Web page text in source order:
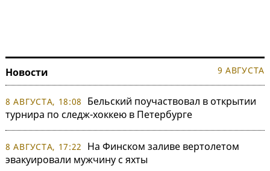
Новости 9 АВГУСТА
8 АВГУСТА, 18:08
Бельский поучаствовал в открытии
турнира по следж-хоккею в Петербурге
8 АВГУСТА, 17:22
На Финском заливе вертолетом
эвакуировали мужчину с яхты